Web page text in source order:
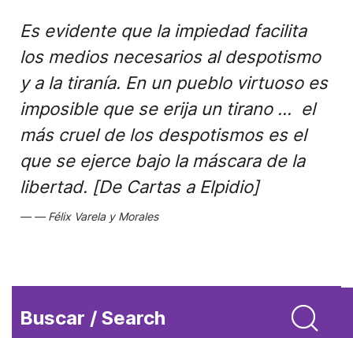
Es evidente que la impiedad facilita
los medios necesarios al despotismo
y a la tiranía. En un pueblo virtuoso es
imposible que se erija un tirano ... el
más cruel de los despotismos es el
que se ejerce bajo la máscara de la
libertad. [De Cartas a Elpidio]
Félix Varela y Morales
Buscar / Search